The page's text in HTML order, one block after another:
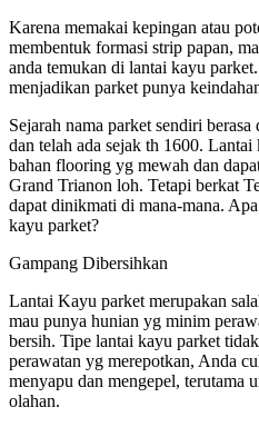
Karena memakai kepingan atau
membentuk formasi strip papan,
anda temukan di lantai kayu
menjadikan parket punya
Sejarah nama parket sendiri
dan telah ada sejak th 1600.
bahan flooring yg mewah dan
Grand Trianon loh. Tetapi berkat
dapat dinikmati di mana-mana.
kayu parket?
Gampang Dibersihkan
Lantai Kayu parket merupakan
mau punya hunian yg minim
bersih. Tipe lantai kayu parket
perawatan yg merepotkan, Anda
menyapu dan mengepel, terutama
olahan.